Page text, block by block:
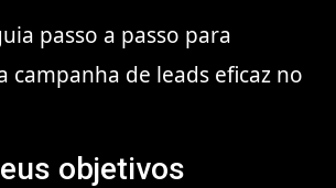
passo a passo para
campanha de leads eficaz no
objetivos